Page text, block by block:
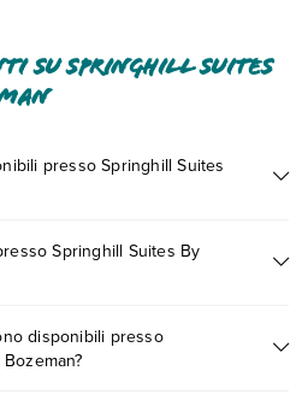
su Springhill Suites
presso Springhill Suites
Marriott Bozeman. Scoprile tutte
Springhill Suites By
(per es. date, condizioni dell'hotel,
compila il motore di ricerca e
disponibili presso